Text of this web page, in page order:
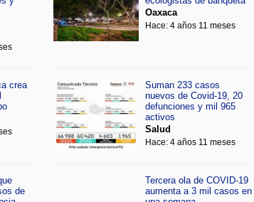
Oaxaca
Hace: 4 años 11 meses
crea
Suman 233 casos
nuevos de Covid-19, 20
defunciones y mil 965
activos
Salud
Hace: 4 años 11 meses
de
Tercera ola de COVID-19
aumenta a 3 mil casos en